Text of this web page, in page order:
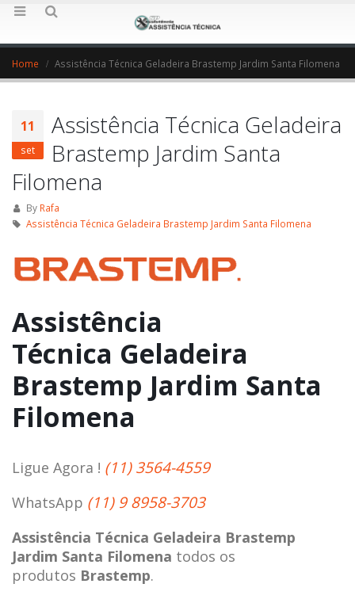
Home Assistência Técnica Geladeira Brastemp Jardim Santa Filomena
11
set
Assistência Técnica Geladeira
Brastemp Jardim Santa
Filomena
By Rafa
Assistência Técnica Geladeira Brastemp Jardim Santa Filomena
Assistência
Técnica Geladeira
Brastemp Jardim Santa
Filomena
Ligue Agora ! (11) 3564-4559
WhatsApp (11) 9 8958-3703
Assistência Técnica Geladeira Brastemp
Jardim Santa Filomena todos os
produtos Brastemp.